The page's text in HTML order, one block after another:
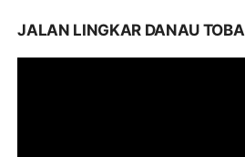
JALAN LINGKAR DANAU TOBA